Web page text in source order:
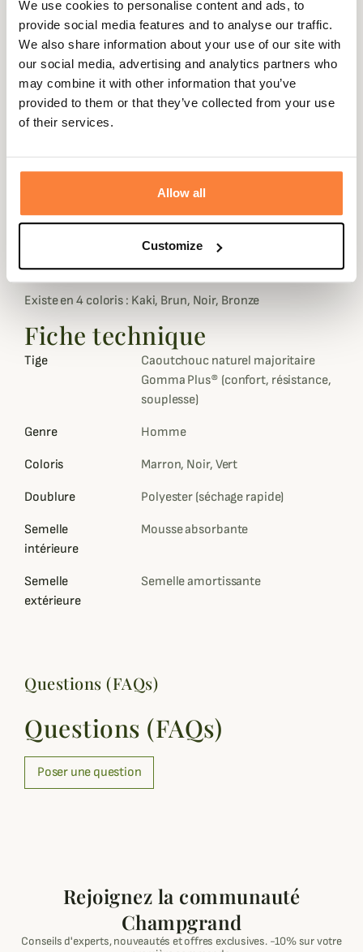
We use cookies to personalise content and ads, to
provide social media features and to analyse our traffic.
We also share information about your use of our site with
our social media, advertising and analytics partners who
may combine it with other information that you’ve
provided to them or that they’ve collected from your use
of their services.
Allow all
Customize
Grâce à sa semelle tridensité en caoutchouc et un
coussin amortissant au niveau du talon, la botte
Parcours® offre un véritable confort pour vous déplacer
sans vous fatiguer.
Le coussin amortissant agit comme un ressort pour vous
restituer une partie de l’énergie de la marche. Le pied est
cheville. La semelle intérieure est en mousse absorbante
sur une base de caoutchouc doublée Softex®.
L’intérieur de la botte en polyester sèche rapidement
Française, idéale pour une utilisation occasionnelle par
temps doux.
Existe en 4 coloris : Kaki, Brun, Noir, Bronze
Fiche technique
Tige
Caoutchouc naturel majoritaire
Gomma Plus® (confort, résistance,
souplesse)
Genre Homme
Coloris Marron, Noir, Vert
Doublure Polyester (séchage rapide)
Semelle
intérieure
Mousse absorbante
Semelle
extérieure
Semelle amortissante
Questions (FAQs)
Questions (FAQs)
Poser une question
Rejoignez la communauté
Champgrand
Conseils d'experts, nouveautés et offres exclusives. -10% sur votre